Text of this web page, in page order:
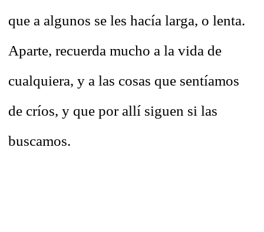
que a algunos se les hacía larga, o lenta.
Aparte, recuerda mucho a la vida de
cualquiera, y a las cosas que sentíamos
de críos, y que por allí siguen si las
buscamos.